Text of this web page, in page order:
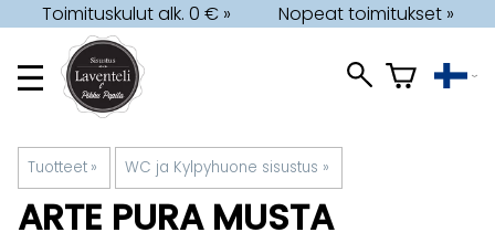
Toimituskulut alk. 0 € » Nopeat toimitukset »
Tuotteet ‪» WC ja Kylpyhuone sisustus ‪»
ARTE PURA MUSTA